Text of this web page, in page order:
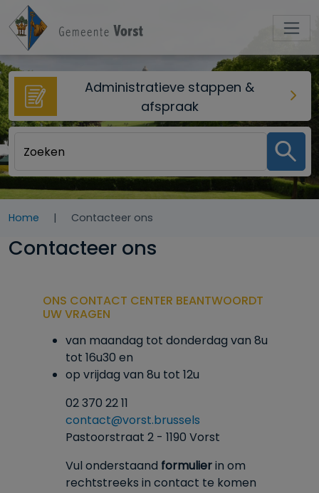
Overslaan en naar de inhoud gaan
Administratieve stappen &
afspraak
Home Contacteer ons
Contacteer ons
ONS CONTACT CENTER BEANTWOORDT
UW VRAGEN
van maandag tot donderdag van 8u
tot 16u30 en
op vrijdag van 8u tot 12u
02 370 22 11
contact@vorst.brussels
Pastoorstraat 2 - 1190 Vorst
Vul onderstaand formulierin om
rechtstreeks in contact te komen